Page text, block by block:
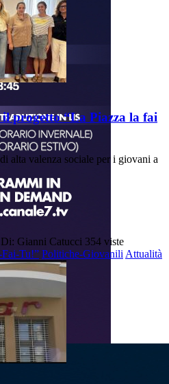
il progetto “La Piazza la fai
alta valenza sociale per i giovani a
Di: Gianni Catucci 354 viste
Tu!” Politiche-Giovanili Attualità